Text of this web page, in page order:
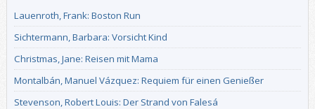
Lauenroth, Frank: Boston Run
Sichtermann, Barbara: Vorsicht Kind
Christmas, Jane: Reisen mit Mama
Montalbán, Manuel Vázquez: Requiem für einen Genießer
Stevenson, Robert Louis: Der Strand von Falesá